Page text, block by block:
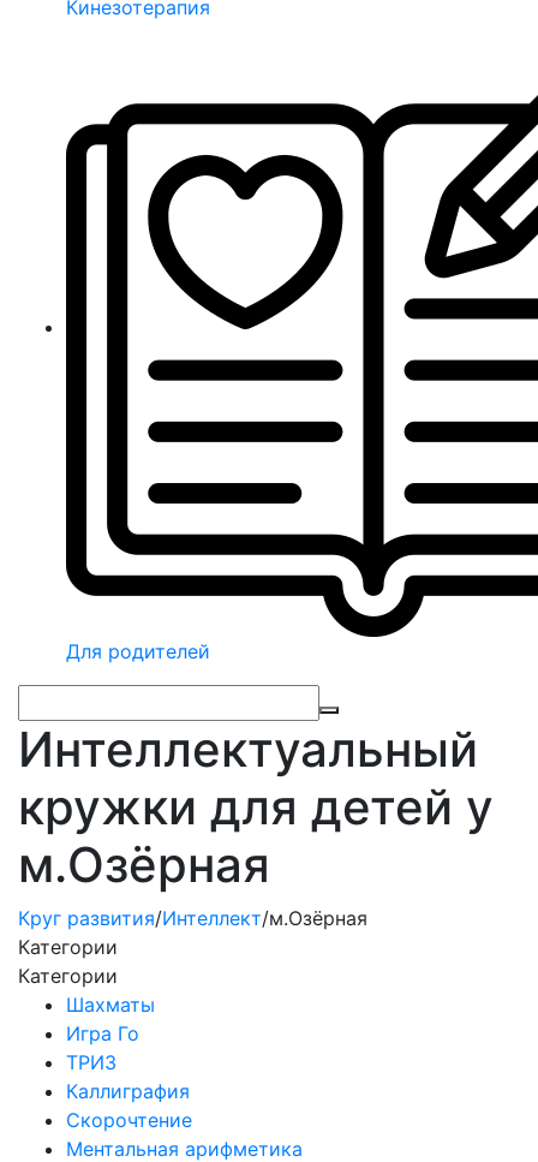
Кинезотерапия
Для родителей
Интеллектуальный
кружки для детей у
м.Озёрная
Круг развития/Интеллект/м.Озёрная
Категории
Категории
Шахматы
Игра Го
ТРИЗ
Каллиграфия
Скорочтение
Ментальная арифметика